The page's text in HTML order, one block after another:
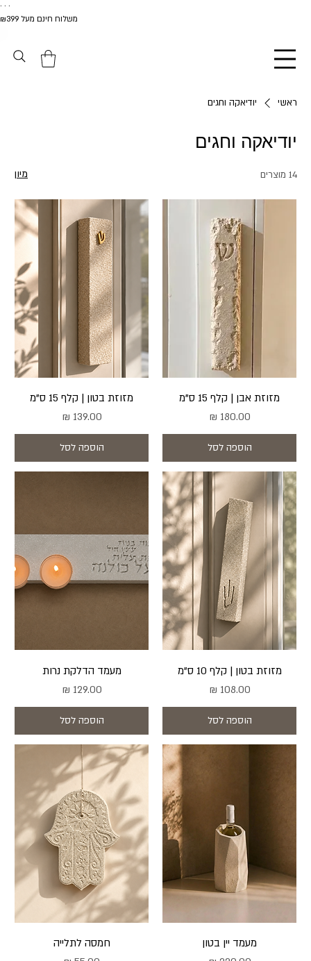
ראשי יודיאקה וחגים
יודיאקה וחגים
14 מוצרים מיון
מזוזת אבן | קלף 15 ס"מ
מחיר
הוספה לסל
מזוזת בטון | קלף 15 ס"מ
מחיר
הוספה לסל
מזוזת בטון | קלף 10 ס"מ
מחיר
הוספה לסל
מעמד הדלקת נרות
מחיר
הוספה לסל
מעמד יין בטון חמסה לתלייה